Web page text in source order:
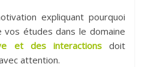
expliquant pourquoi
vos études dans le domaine
et des interactionsdoit
attention.